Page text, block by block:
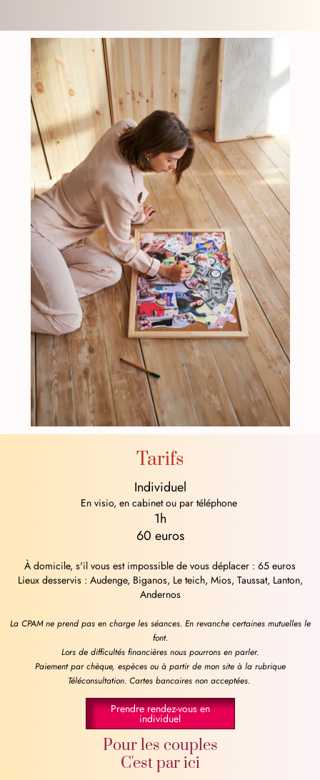
Tarifs
Individuel
En visio, en cabinet ou par téléphone
1h
60 euros
À domicile, s'il vous est impossible de vous déplacer : 65 euros
Lieux desservis : Audenge, Biganos, Le teich, Mios, Taussat, Lanton,
Andernos
La CPAM ne prend pas en charge les séances. En revanche certaines mutuelles le
font.
Lors de difficultés financières nous pourrons en parler.
Paiement par chèque, espèces ou à partir de mon site à la rubrique
Téléconsultation. Cartes bancaires non acceptées.
Prendre rendez-vous en
individuel
Pour les couples
C'est par ici